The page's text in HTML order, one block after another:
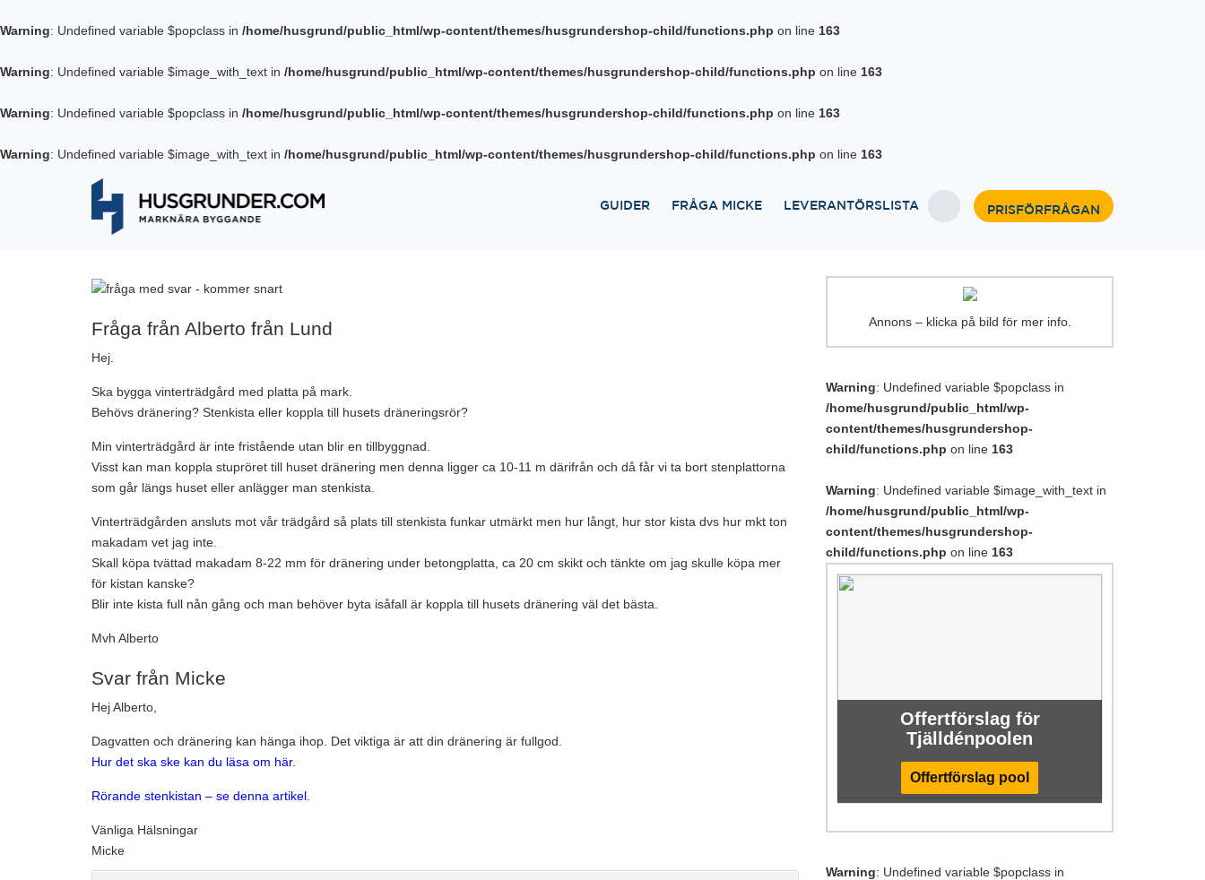
Warning: Undefined variable $popclass in /home/husgrund/public_html/wp-content/themes/husgrundershop-child/functions.php on line 163
Warning: Undefined variable $image_with_text in /home/husgrund/public_html/wp-content/themes/husgrundershop-child/functions.php on line 163
Warning: Undefined variable $popclass in /home/husgrund/public_html/wp-content/themes/husgrundershop-child/functions.php on line 163
Warning: Undefined variable $image_with_text in /home/husgrund/public_html/wp-content/themes/husgrundershop-child/functions.php on line 163
GUIDER FRÅGA MICKE LEVERANTÖRSLISTA PRISFÖRFRÅGAN
Fråga från Alberto från Lund
Hej.
Ska bygga vinterträdgård med platta på mark.
Behövs dränering? Stenkista eller koppla till husets dräneringsrör?
Min vinterträdgård är inte fristående utan blir en tillbyggnad.
Visst kan man koppla stupröret till huset dränering men denna ligger ca 10-11 m därifrån och då får vi ta bort stenplattorna
som går längs huset eller anlägger man stenkista.
Vinterträdgården ansluts mot vår trädgård så plats till stenkista funkar utmärkt men hur långt, hur stor kista dvs hur mkt ton
makadam vet jag inte.
Skall köpa tvättad makadam 8-22 mm för dränering under betongplatta, ca 20 cm skikt och tänkte om jag skulle köpa mer
för kistan kanske?
Blir inte kista full nån gång och man behöver byta isåfall är koppla till husets dränering väl det bästa.
Mvh Alberto
Svar från Micke
Hej Alberto,
Dagvatten och dränering kan hänga ihop. Det viktiga är att din dränering är fullgod.
Hur det ska ske kan du läsa om här.
Rörande stenkistan – se denna artikel.
Vänliga Hälsningar
Micke
Annons – klicka på bild för mer info.
Warning: Undefined variable $popclass in
/home/husgrund/public_html/wp-
content/themes/husgrundershop-
child/functions.php on line 163
Warning: Undefined variable $image_with_text in
/home/husgrund/public_html/wp-
content/themes/husgrundershop-
child/functions.php on line 163
Offertförslag för
Tjälldénpoolen
Offertförslag pool
Warning: Undefined variable $popclass in